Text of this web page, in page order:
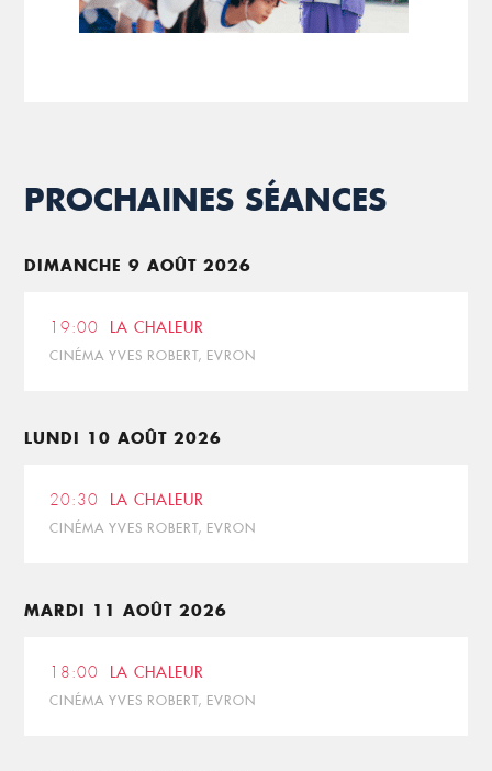
PROCHAINES SÉANCES
DIMANCHE 9 AOÛT 2026
19:00 LA CHALEUR
CINÉMA YVES ROBERT, EVRON
LUNDI 10 AOÛT 2026
20:30 LA CHALEUR
CINÉMA YVES ROBERT, EVRON
MARDI 11 AOÛT 2026
18:00 LA CHALEUR
CINÉMA YVES ROBERT, EVRON